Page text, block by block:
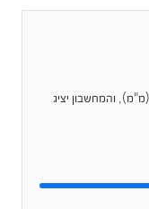
והמחשבון יציג